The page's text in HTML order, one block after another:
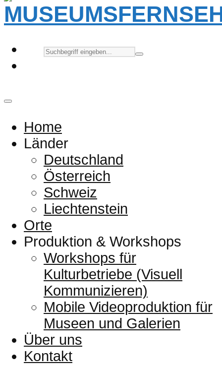
Home
Länder
Deutschland
Österreich
Schweiz
Liechtenstein
Orte
Produktion & Workshops
Workshops für
Kulturbetriebe (Visuell
Kommunizieren)
Mobile Videoproduktion für
Museen und Galerien
Über uns
Kontakt